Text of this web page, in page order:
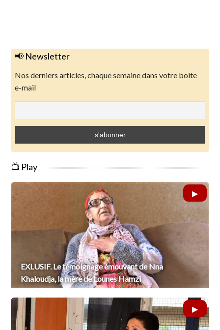
📢 Newsletter
Nos derniers articles, chaque semaine dans votre boite
e-mail
📺 Play
EXLUSIF. Le témoignage émouvant de Nna
Khaloudja, la mère de Lounes Hamzi